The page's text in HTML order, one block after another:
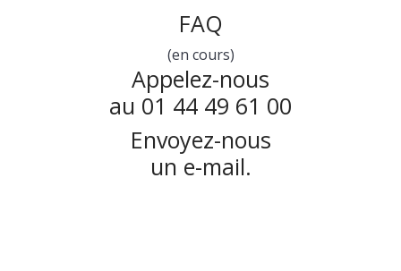
FAQ
(en cours)
Appelez-nous
au 01 44 49 61 00
Envoyez-nous
un e-mail.